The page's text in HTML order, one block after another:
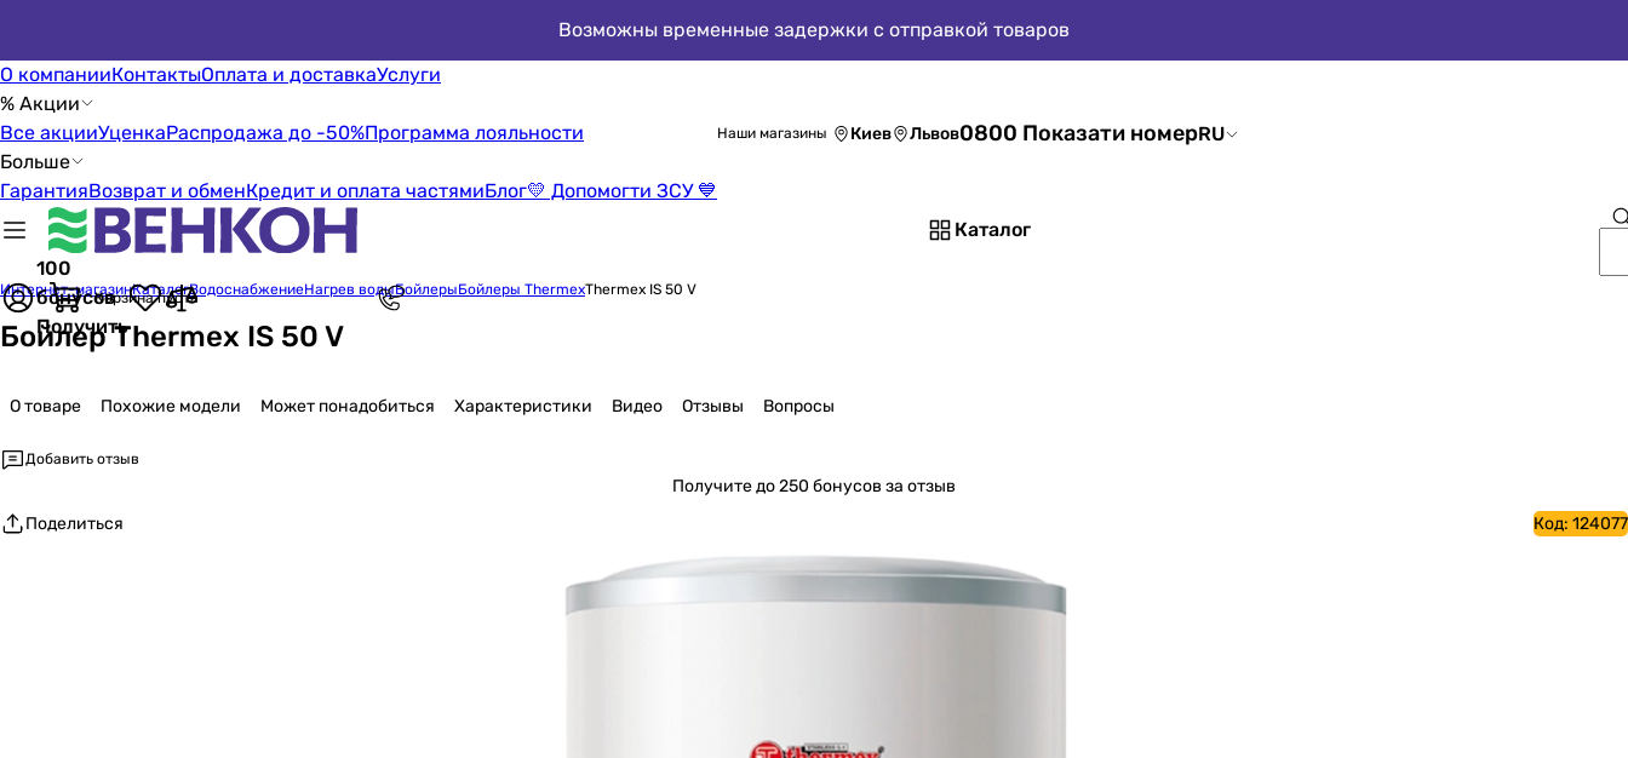
Возможны временные задержки с отправкой товаров
О компанииКонтактыОплата и доставкаУслуги
% Акции
Все акцииУценкаРаспродажа до -50%Программа лояльности
Больше
ГарантияВозврат и обменКредит и оплата частямиБлог💛 Допомогти ЗСУ 💙
Наши магазины Киев Львов0800 Показати номерRU
Каталог
100
бонусов
Получить
Корзина пуста
Интернет-магазинКаталогВодоснабжениеНагрев водыБойлерыБойлеры ThermexThermex IS 50 V
Бойлер Thermex IS 50 V
О товаре Похожие модели Может понадобиться Характеристики Видео Отзывы Вопросы
Добавить отзыв
Получитедо 250 бонусов за отзыв
Поделиться
Код: 124077